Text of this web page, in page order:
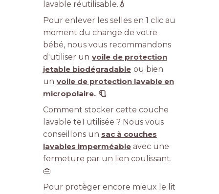
lavable réutilisable. 💧
Pour enlever les selles en 1 clic au
moment du change de votre
bébé, nous vous recommandons
d'utiliser un voile de protection
jetable biodégradable ou bien
un voile de protection lavable en
micropolaire. 🧻
Comment stocker cette couche
lavable te1 utilisée ? Nous vous
conseillons un sac à couches
lavables imperméableavec une
fermeture par un lien coulissant.
👜
Pour protèger encore mieux le lit